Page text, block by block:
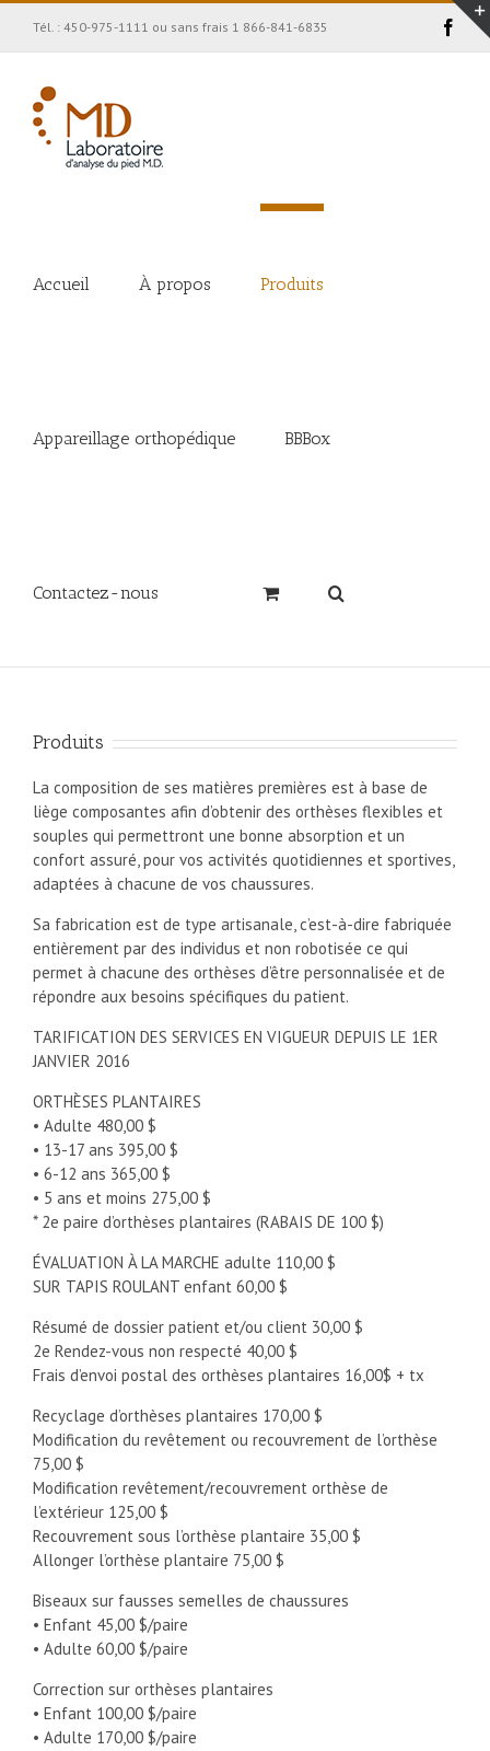
Tél. : 450-975-1111 ou sans frais 1 866-841-6835
Accueil À propos Produits
Appareillage orthopédique BBBox
Contactez-nous
Produits
La composition de ses matières premières est à base de
liège composantes afin d’obtenir des orthèses flexibles et
souples qui permettront une bonne absorption et un
confort assuré, pour vos activités quotidiennes et sportives,
adaptées à chacune de vos chaussures.
Sa fabrication est de type artisanale, c’est-à-dire fabriquée
entièrement par des individus et non robotisée ce qui
permet à chacune des orthèses d’être personnalisée et de
répondre aux besoins spécifiques du patient.
TARIFICATION DES SERVICES EN VIGUEUR DEPUIS LE 1ER
JANVIER 2016
ORTHÈSES PLANTAIRES
• Adulte 480,00 $
• 13-17 ans 395,00 $
• 6-12 ans 365,00 $
• 5 ans et moins 275,00 $
* 2e paire d’orthèses plantaires (RABAIS DE 100 $)
ÉVALUATION À LA MARCHE adulte 110,00 $
SUR TAPIS ROULANT enfant 60,00 $
Résumé de dossier patient et/ou client 30,00 $
2e Rendez-vous non respecté 40,00 $
Frais d’envoi postal des orthèses plantaires 16,00$ + tx
Recyclage d’orthèses plantaires 170,00 $
Modification du revêtement ou recouvrement de l’orthèse
75,00 $
Modification revêtement/recouvrement orthèse de
l’extérieur 125,00 $
Recouvrement sous l’orthèse plantaire 35,00 $
Allonger l’orthèse plantaire 75,00 $
Biseaux sur fausses semelles de chaussures
• Enfant 45,00 $/paire
• Adulte 60,00 $/paire
Correction sur orthèses plantaires
• Enfant 100,00 $/paire
• Adulte 170,00 $/paire